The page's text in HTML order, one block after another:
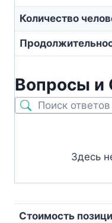
Количество
Вопросы и
Здесь
Стоимость